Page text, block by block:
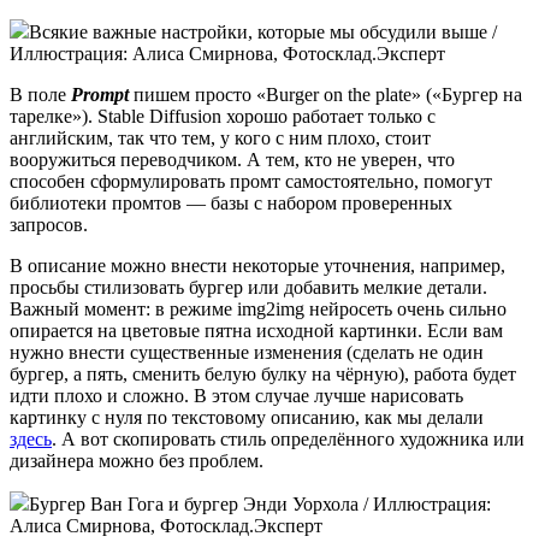
Всякие важные настройки, которые мы обсудили выше /
Иллюстрация: Алиса Смирнова, Фотосклад.Эксперт
В поле Promptпишем просто «Burger on the plate» («Бургер на
тарелке»). Stable Diffusion хорошо работает только с
английским, так что тем, у кого с ним плохо, стоит
вооружиться переводчиком. А тем, кто не уверен, что
способен сформулировать промт самостоятельно, помогут
библиотеки промтов — базы с набором проверенных
запросов.
В описание можно внести некоторые уточнения, например,
просьбы стилизовать бургер или добавить мелкие детали.
Важный момент: в режиме img2img нейросеть очень сильно
опирается на цветовые пятна исходной картинки. Если вам
нужно внести существенные изменения (сделать не один
бургер, а пять, сменить белую булку на чёрную), работа будет
идти плохо и сложно. В этом случае лучше нарисовать
картинку с нуля по текстовому описанию, как мы делали
здесь. А вот скопировать стиль определённого художника или
дизайнера можно без проблем.
Бургер Ван Гога и бургер Энди Уорхола / Иллюстрация:
Алиса Смирнова, Фотосклад.Эксперт